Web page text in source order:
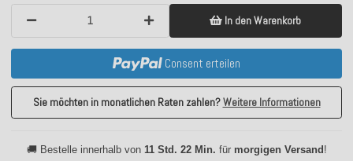
In den Warenkorb
Consent erteilen
Sie möchten in monatlichen Raten zahlen?Weitere Informationen
🚚 Bestelle innerhalb von 11 Std. 22 Min. für morgigen Versand!